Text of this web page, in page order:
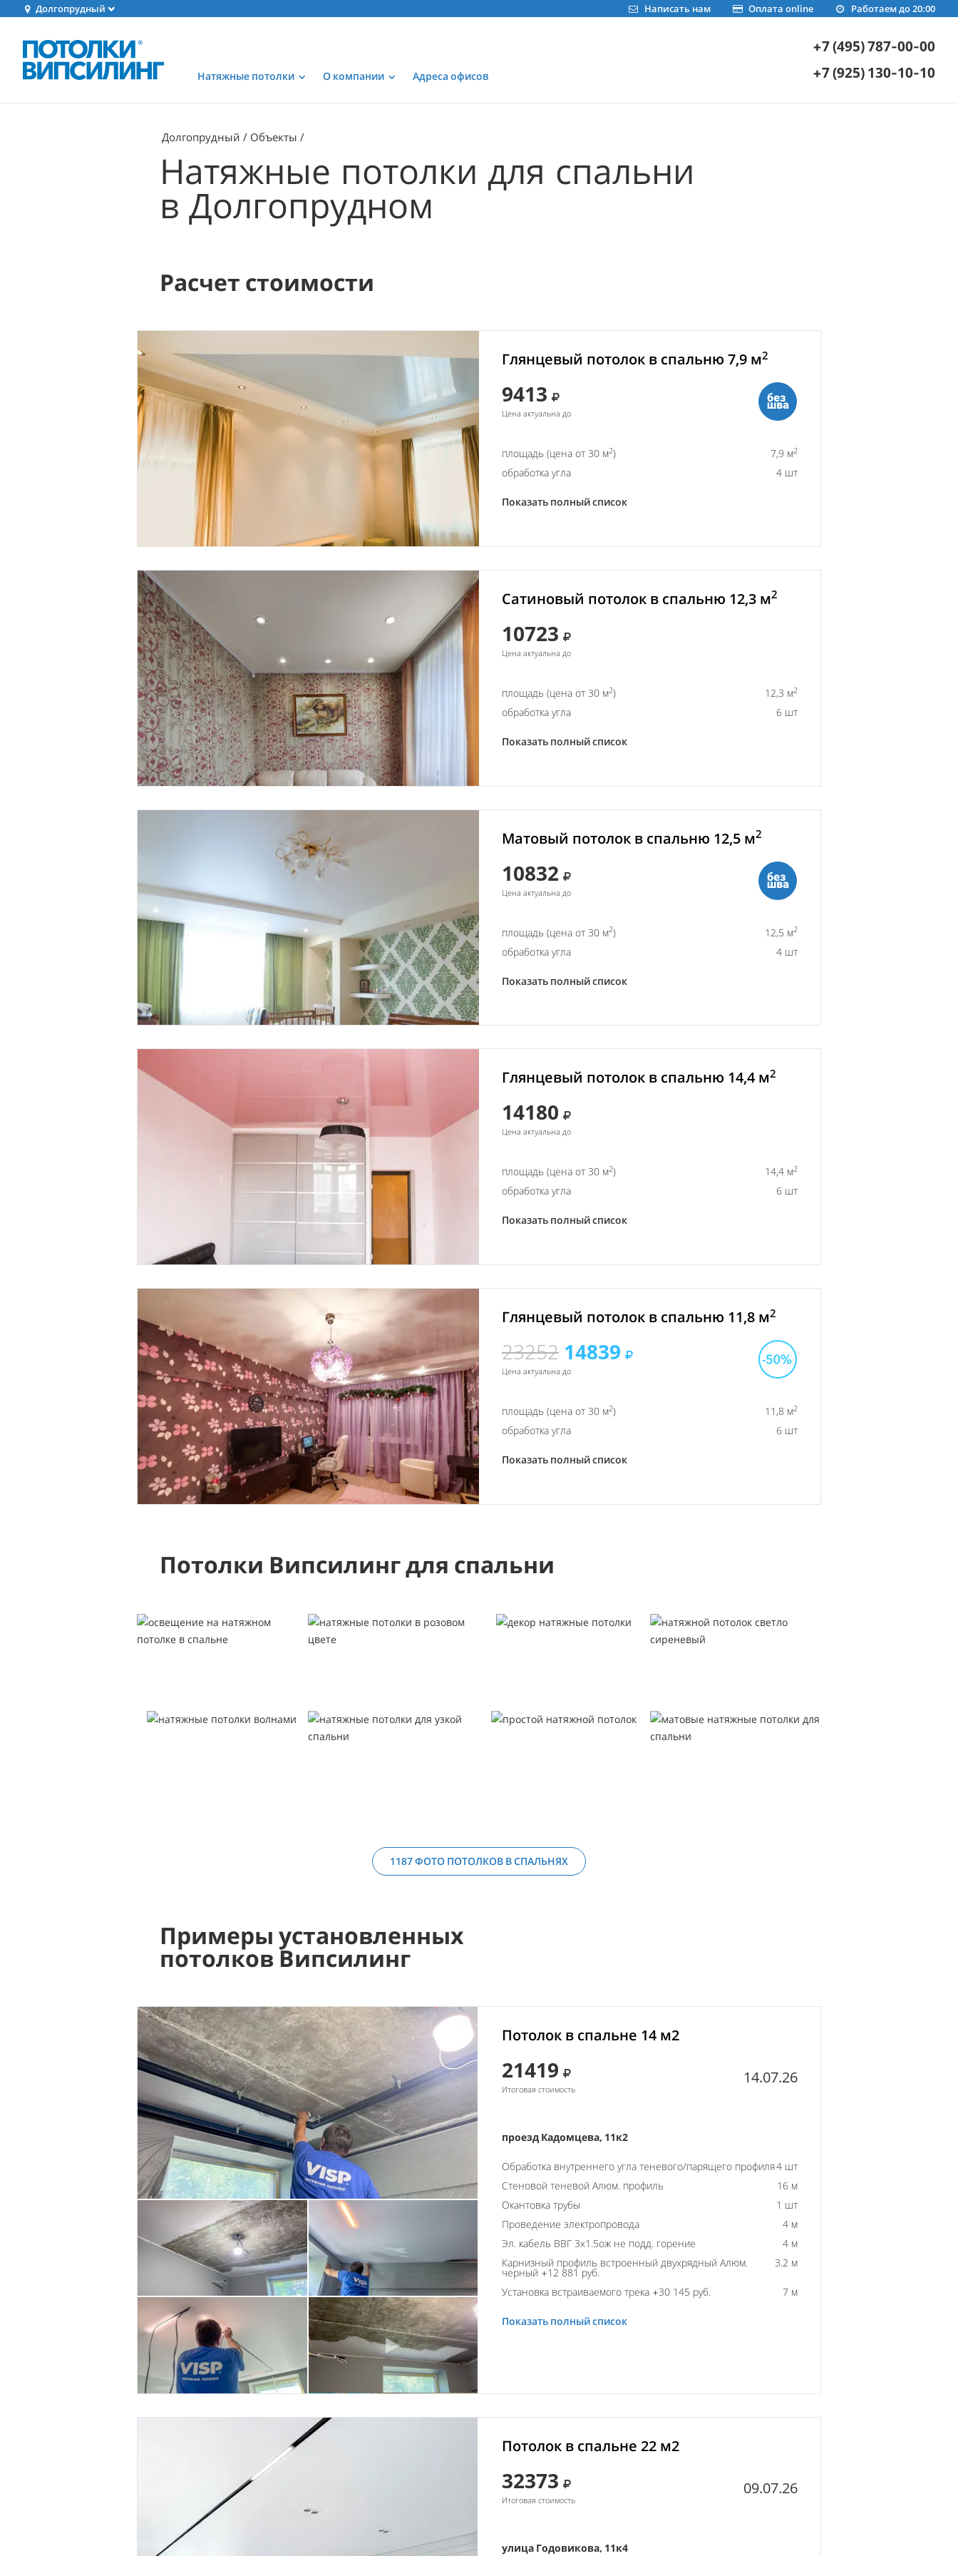
Долгопрудный Работаем до 20:00
Оплата online
Написать нам
Натяжные потолки О компании Адреса офисов
+7 (495) 787-00-00
+7 (925) 130-10-10
Долгопрудный Объекты
Натяжные потолки для спальни
в Долгопрудном
Расчет стоимости
Глянцевый потолок в спальню 7,9 м2
9413
Цена актуальна до
площадь (цена от 30 м2) 7,9 м2
обработка угла 4 шт
Показать полный список
Сатиновый потолок в спальню 12,3 м2
10723
Цена актуальна до
площадь (цена от 30 м2) 12,3 м2
обработка угла 6 шт
Показать полный список
Матовый потолок в спальню 12,5 м2
10832
Цена актуальна до
площадь (цена от 30 м2) 12,5 м2
обработка угла 4 шт
Показать полный список
Глянцевый потолок в спальню 14,4 м2
14180
Цена актуальна до
площадь (цена от 30 м2) 14,4 м2
обработка угла 6 шт
Показать полный список
Глянцевый потолок в спальню 11,8 м2
23252 14839
Цена актуальна до
площадь (цена от 30 м2) 11,8 м2
обработка угла 6 шт
Показать полный список
Потолки Випсилинг для спальни
1187 ФОТО ПОТОЛКОВ В СПАЛЬНЯХ
Примеры установленных
потолков Випсилинг
Потолок в спальне 14 м2
21419
Итоговая стоимость
14.07.26
проезд Кадомцева, 11к2
Обработка внутреннего угла теневого/парящего профиля4 шт
Стеновой теневой Алюм. профиль
16 м
Окантовка трубы
1 шт
Проведение электропровода
4 м
Эл. кабель ВВГ 3х1.5ож не подд. горение
4 м
Карнизный профиль встроенный двухрядный Алюм.
черный +12 881 руб.
3.2 м
Установка встраиваемого трека +30 145 руб. 7 м
Показать полный список
Потолок в спальне 22 м2
32373
Итоговая стоимость
09.07.26
улица Годовикова, 11к4